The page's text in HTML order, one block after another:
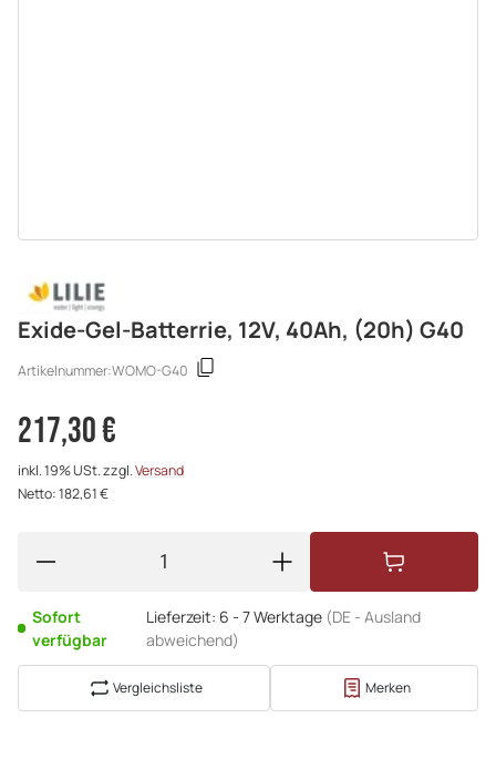
Exide-Gel-Batterrie, 12V, 40Ah, (20h) G40
Artikelnummer:WOMO-G40
217,30 €
inkl. 19% USt. zzgl.Versand
Netto: 182,61 €
Sofort
verfügbar
Lieferzeit: 6 - 7 Werktage (DE - Ausland
abweichend)
Vergleichsliste Merken